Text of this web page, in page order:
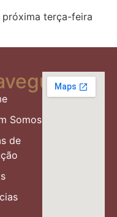
próxima terça-feira
Somos
de